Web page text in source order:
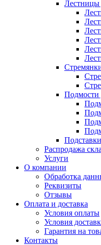
Лестницы
Подмости
Распродажа
Услуги
О компании
Обработка
Реквизиты
Отзывы
Оплата и доставка
Условия оплаты
Условия
Гарантия на
Контакты